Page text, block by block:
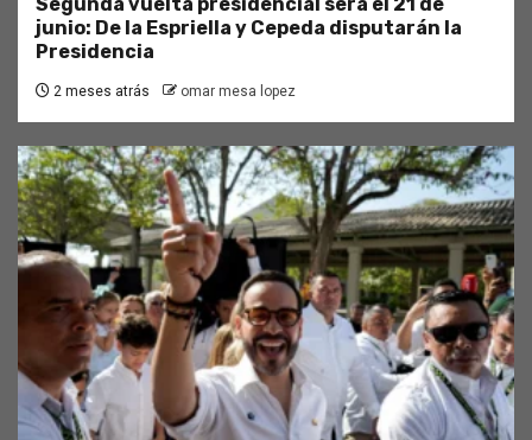
junio: De la Espriella y Cepeda disputarán la
Presidencia
2 meses atrás omar mesa lopez